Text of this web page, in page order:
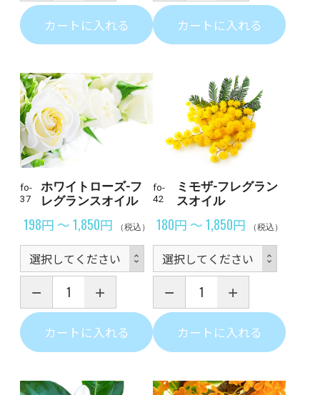
カートに入れる カートに入れる
fo-
37
ホワイトローズ-フ
レグランスオイル
198円 ～ 1,850円 （税込）
カートに入れる
fo-
42
ミモザ-フレグラン
スオイル
180円 ～ 1,850円 （税込）
カートに入れる